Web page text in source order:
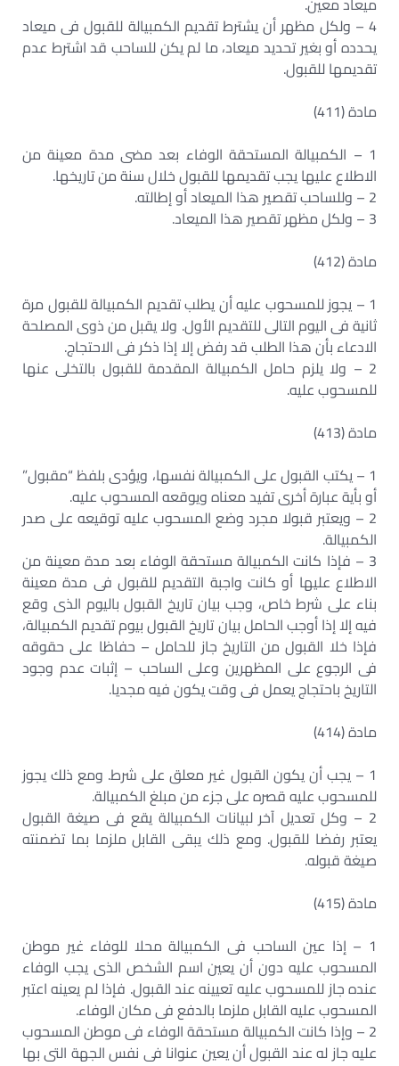
4 – ولكل مظهر أن يشترط تقديم الكمبيالة للقبول فى ميعاد
يحدده أو بغير تحديد ميعاد، ما لم يكن للساحب قد اشترط عدم
تقديمها للقبول.
مادة (411)
1 – الكمبيالة المستحقة الوفاء بعد مضى مدة معينة من
الاطلاع عليها يجب تقديمها للقبول خلال سنة من تاريخها.
2 – وللساحب تقصير هذا الميعاد أو إطالته.
3 – ولكل مظهر تقصير هذا الميعاد.
مادة (412)
1 – يجوز للمسحوب عليه أن يطلب تقديم الكمبيالة للقبول مرة
ثانية فى اليوم التالى للتقديم الأول. ولا يقبل من ذوى المصلحة
الادعاء بأن هذا الطلب قد رفض إلا إذا ذكر فى الاحتجاج.
2 – ولا يلزم حامل الكمبيالة المقدمة للقبول بالتخلى عنها
للمسحوب عليه.
مادة (413)
1 – يكتب القبول على الكمبيالة نفسها، ويؤدى بلفظ “مقبول”
أو بأية عبارة أخرى تفيد معناه ويوقعه المسحوب عليه.
2 – ويعتبر قبولا مجرد وضع المسحوب عليه توقيعه على صدر
الكمبيالة.
3 – فإذا كانت الكمبيالة مستحقة الوفاء بعد مدة معينة من
الاطلاع عليها أو كانت واجبة التقديم للقبول فى مدة معينة
بناء على شرط خاص، وجب بيان تاريخ القبول باليوم الذى وقع
فيه إلا إذا أوجب الحامل بيان تاريخ القبول بيوم تقديم الكمبيالة،
فإذا خلا القبول من التاريخ جاز للحامل – حفاظا على حقوقه
فى الرجوع على المظهرين وعلى الساحب – إثبات عدم وجود
التاريخ باحتجاج يعمل فى وقت يكون فيه مجديا.
مادة (414)
1 – يجب أن يكون القبول غير معلق على شرط. ومع ذلك يجوز
للمسحوب عليه قصره على جزء من مبلغ الكمبيالة.
2 – وكل تعديل آخر لبيانات الكمبيالة يقع فى صيغة القبول
يعتبر رفضا للقبول. ومع ذلك يبقى القابل ملزما بما تضمنته
صيغة قبوله.
مادة (415)
1 – إذا عين الساحب فى الكمبيالة محلا للوفاء غير موطن
المسحوب عليه دون أن يعين اسم الشخص الذى يجب الوفاء
عنده جاز للمسحوب عليه تعيينه عند القبول. فإذا لم يعينه اعتبر
المسحوب عليه القابل ملزما بالدفع فى مكان الوفاء.
2 – وإذا كانت الكمبيالة مستحقة الوفاء فى موطن المسحوب
عليه جاز له عند القبول أن يعين عنوانا فى نفس الجهة التى بها